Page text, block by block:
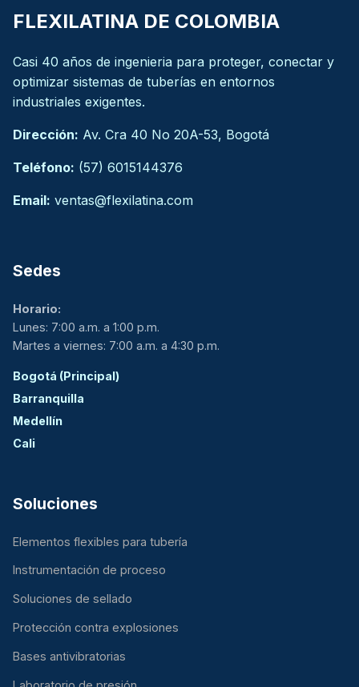
FLEXILATINA DE COLOMBIA
Casi 40 años de ingenieria para proteger, conectar y
optimizar sistemas de tuberías en entornos
industriales exigentes.
Dirección: Av. Cra 40 No 20A-53, Bogotá
Teléfono: (57) 6015144376
Email: ventas@flexilatina.com
Sedes
Horario:
Lunes: 7:00 a.m. a 1:00 p.m.
Martes a viernes: 7:00 a.m. a 4:30 p.m.
Bogotá (Principal)
Barranquilla
Medellín
Cali
Soluciones
Elementos flexibles para tubería
Instrumentación de proceso
Soluciones de sellado
Protección contra explosiones
Bases antivibratorias